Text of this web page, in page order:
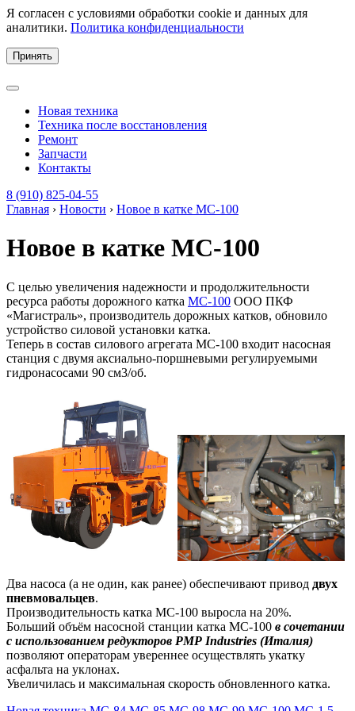
Я согласен с условиями обработки cookie и данных для
аналитики. Политика конфиденциальности
Принять
Новая техника
Техника после восстановления
Ремонт
Запчасти
Контакты
8 (910) 825-04-55
Главная › Новости › Новое в катке МС-100
Новое в катке МС-100
С целью увеличения надежности и продолжительности
ресурса работы дорожного катка МС-100 ООО ПКФ
«Магистраль», производитель дорожных катков, обновило
устройство силовой установки катка.
Теперь в состав силового агрегата МС-100 входит насосная
станция с двумя аксиально-поршневыми регулируемыми
гидронасосами 90 см3/об.
Два насоса (а не один, как ранее) обеспечивают привод двух
пневмовальцев.
Производительность катка МС-100 выросла на 20%.
Больший объём насосной станции катка МС-100 в сочетании
с использованием редукторов РМР Industries (Италия)
позволяют операторам увереннее осуществлять укатку
асфальта на уклонах.
Увеличилась и максимальная скорость обновленного катка.